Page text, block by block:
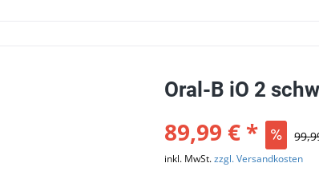
Oral-B iO 2
89,99 € *
inkl. MwSt.zzgl. Versandkosten